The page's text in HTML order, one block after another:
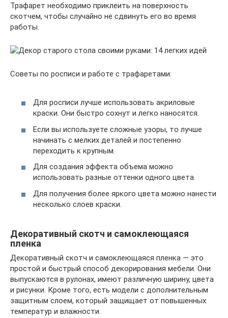
Трафарет необходимо приклеить на поверхность
скотчем, чтобы случайно не сдвинуть его во время
работы.
Советы по росписи и работе с трафаретами:
Для росписи лучше использовать акриловые
краски. Они быстро сохнут и легко наносятся.
Если вы используете сложные узоры, то лучше
начинать с мелких деталей и постепенно
переходить к крупным.
Для создания эффекта объема можно
использовать разные оттенки одного цвета.
Для получения более яркого цвета можно нанести
несколько слоев краски.
Декоративный скотч и самоклеющаяся
пленка
Декоративный скотч и самоклеющаяся пленка — это
простой и быстрый способ декорирования мебели. Они
выпускаются в рулонах, имеют различную ширину, цвета
и рисунки. Кроме того, есть модели с дополнительным
защитным слоем, который защищает от повышенных
температур и влажности.